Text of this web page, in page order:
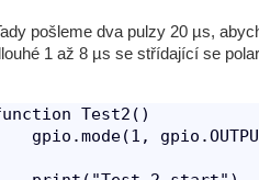
pošleme dva pulzy 20 µs,
1 až 8 µs se střídající se
Test2()
gpio.mode(1,